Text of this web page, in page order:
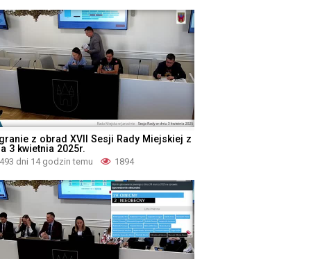
z obrad XVII Sesji Rady Miejskiej z
3 kwietnia 2025r.
493 dni 14 godzin temu 1894